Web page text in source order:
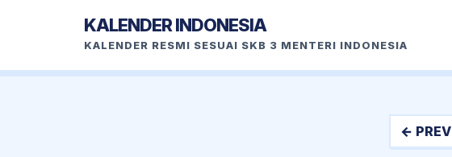
KALENDER INDONESIA
KALENDER RESMI SESUAI SKB 3 MENTERI INDONESIA
← PREV